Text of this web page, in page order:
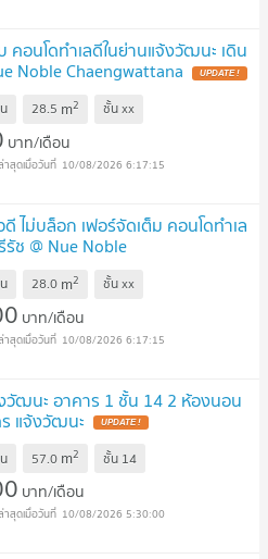
อนโดทำเลดีในย่านแจ้งวัฒนะ เดิน
Noble Chaengwattana UPDATE !
28.5 m2 ชั้นxx
บาท/เดือน
10/08/2026 6:17:15
ไม่บล็อก เฟอร์จัดเต็ม คอนโดทำเล
ช @ Nue Noble
28.0 m2 ชั้นxx
บาท/เดือน
10/08/2026 6:17:15
งวัฒนะ อาคาร 1 ชั้น 14 2 ห้องนอน
แจ้งวัฒนะ UPDATE !
57.0 m2 ชั้น 14
บาท/เดือน
10/08/2026 5:30:00